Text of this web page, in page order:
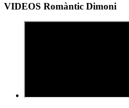
VIDEOS Romàntic Dimoni